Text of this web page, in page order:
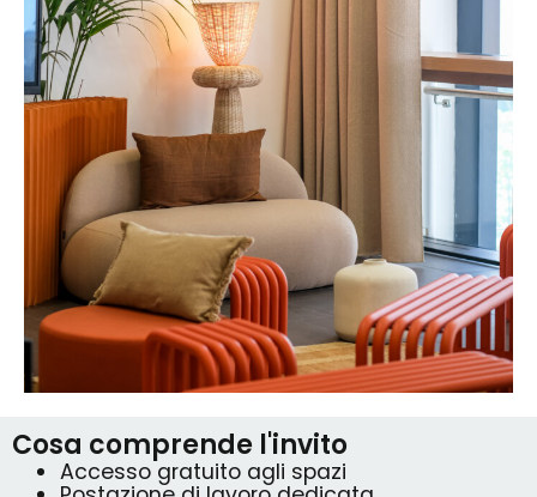
Cosa comprende l'invito
Accesso gratuito agli spazi